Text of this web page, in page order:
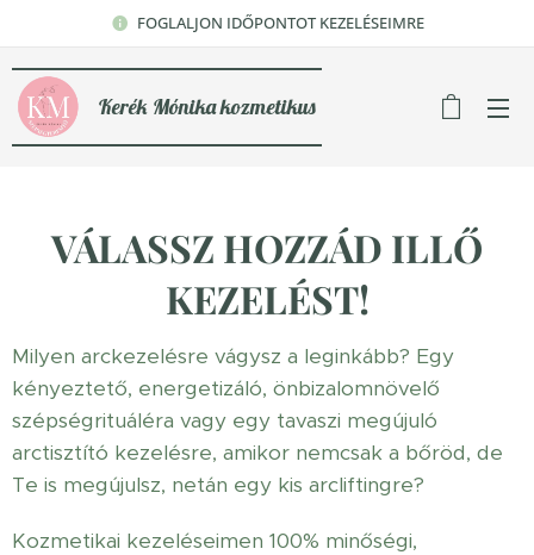
FOGLALJON IDŐPONTOT KEZELÉSEIMRE
Kerék Mónika kozmetikus
VÁLASSZ HOZZÁD ILLŐ
KEZELÉST!
Milyen arckezelésre vágysz a leginkább? Egy
kényeztető, energetizáló, önbizalomnövelő
szépségrituáléra vagy egy tavaszi megújuló
arctisztító kezelésre, amikor nemcsak a bőröd, de
Te is megújulsz, netán egy kis arcliftingre?
Kozmetikai kezeléseimen 100% minőségi,